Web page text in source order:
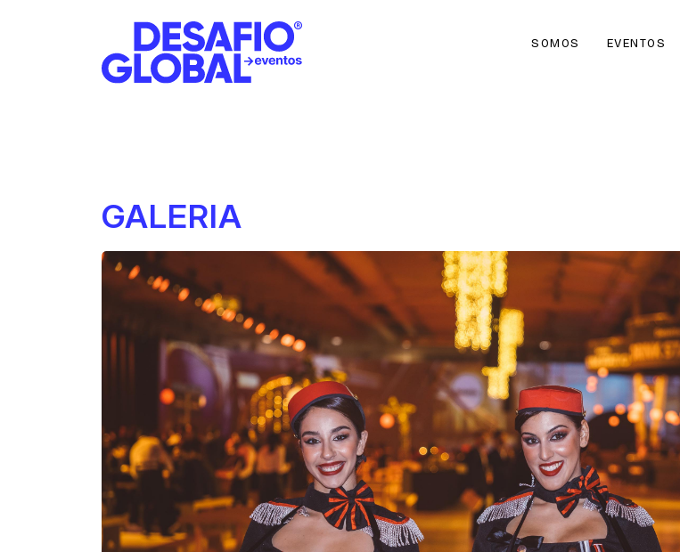
SOMOS EVENTOS
GALERIA